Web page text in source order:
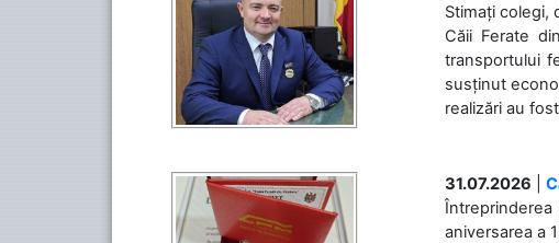
Stimați colegi,
Căii Ferate
transportului
susținut
realizări au
31.07.2026
aniversarea a